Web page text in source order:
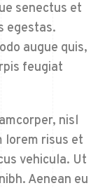
senectus et
egestas.
augue quis,
feugiat
nisl
lorem risus et
vehicula. Ut
Aenean eu